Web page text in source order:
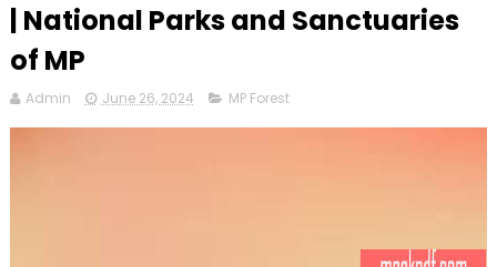
| National Parks and Sanctuaries
of MP
Admin June 26, 2024 MP Forest